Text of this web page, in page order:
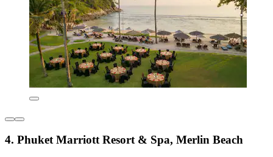
4. Phuket Marriott Resort & Spa, Merlin Beach